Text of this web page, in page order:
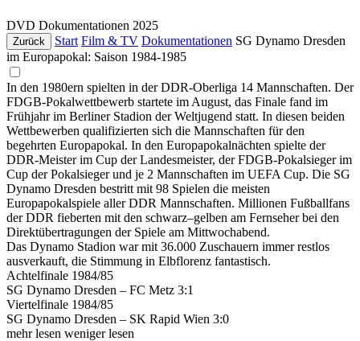
DVD Dokumentationen 2025
Zurück Start Film & TV Dokumentationen SG Dynamo Dresden
im Europapokal: Saison 1984-1985
In den 1980ern spielten in der DDR-Oberliga 14 Mannschaften. Der
FDGB-Pokalwettbewerb startete im August, das Finale fand im
Frühjahr im Berliner Stadion der Weltjugend statt. In diesen beiden
Wettbewerben qualifizierten sich die Mannschaften für den
begehrten Europapokal. In den Europapokalnächten spielte der
DDR-Meister im Cup der Landesmeister, der FDGB-Pokalsieger im
Cup der Pokalsieger und je 2 Mannschaften im UEFA Cup. Die SG
Dynamo Dresden bestritt mit 98 Spielen die meisten
Europapokalspiele aller DDR Mannschaften. Millionen Fußballfans
der DDR fieberten mit den schwarz–gelben am Fernseher bei den
Direktübertragungen der Spiele am Mittwochabend.
Das Dynamo Stadion war mit 36.000 Zuschauern immer restlos
ausverkauft, die Stimmung in Elbflorenz fantastisch.
Achtelfinale 1984/85
SG Dynamo Dresden – FC Metz 3:1
Viertelfinale 1984/85
SG Dynamo Dresden – SK Rapid Wien 3:0
mehr lesen weniger lesen